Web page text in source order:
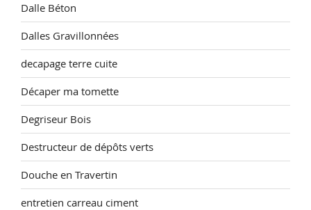
Dalle Béton
Dalles Gravillonnées
decapage terre cuite
Décaper ma tomette
Degriseur Bois
Destructeur de dépôts verts
Douche en Travertin
entretien carreau ciment